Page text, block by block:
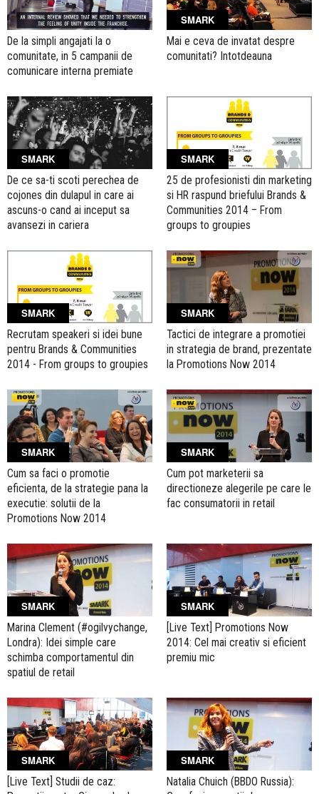
De la simpli angajati la o
comunitate, in 5 campanii de
comunicare interna premiate
SMARK
Mai e ceva de invatat despre
comunitati? Intotdeauna
SMARK
De ce sa-ti scoti perechea de
cojones din dulapul in care ai
ascuns-o cand ai inceput sa
avansezi in cariera
SMARK
25 de profesionisti din marketing
si HR raspund briefului Brands &
Communities 2014 – From
groups to groupies
SMARK
Recrutam speakeri si idei bune
pentru Brands & Communities
2014 - From groups to groupies
SMARK
Tactici de integrare a promotiei
in strategia de brand, prezentate
la Promotions Now 2014
SMARK
Cum sa faci o promotie
eficienta, de la strategie pana la
executie: solutii de la
Promotions Now 2014
SMARK
Cum pot marketerii sa
directioneze alegerile pe care le
fac consumatorii in retail
SMARK
Marina Clement (#ogilvychange,
Londra): Idei simple care
schimba comportamentul din
spatiul de retail
SMARK
[Live Text] Promotions Now
2014: Cel mai creativ si eficient
premiu mic
SMARK
[Live Text] Studii de caz:
SMARK
Natalia Chuich (BBDO Russia):